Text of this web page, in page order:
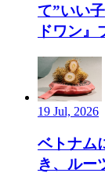
て”いい
ドワン』
19 Jul, 2026
ベトナム
き、ルー